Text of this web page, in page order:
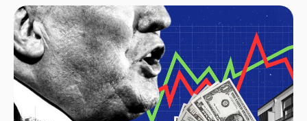
있다. 세미애널리시스와 IFR에 따르면 중국은 2018년 직원 1만명당 로봇
수에서 상위 10위에 들지 못했지만, 2024년에는 직원 1만명당 470대의
로봇을 탑재, 독일을 제치고 세계 3위를 차지할 것으로 보인다. 중국의 연간
로봇 설치 규모는 일본, 미국, 한국, 독일 등 4개국의 합을 훨씬 웃돈다.